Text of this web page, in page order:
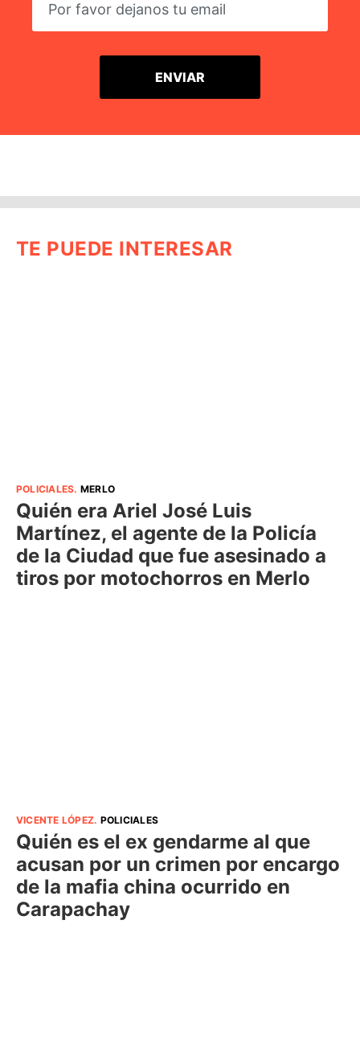
TE PUEDE INTERESAR
POLICIALES. MERLO
Quién era Ariel José Luis
Martínez, el agente de la Policía
de la Ciudad que fue asesinado a
tiros por motochorros en Merlo
VICENTE LÓPEZ. POLICIALES
Quién es el ex gendarme al que
acusan por un crimen por encargo
de la mafia china ocurrido en
Carapachay